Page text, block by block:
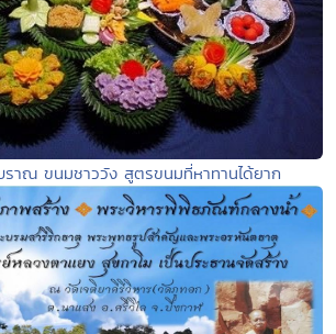
ราณ ขนมชาววัง สูตรขนมที่หาทานได้ยาก